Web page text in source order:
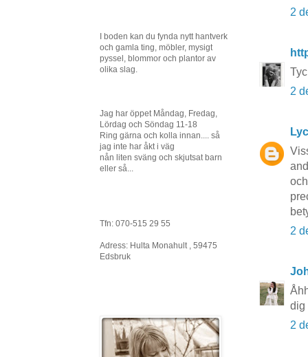
2
2
2
dig
2
I boden kan du fynda nytt hantverk
och gamla ting, möbler, mysigt
pyssel, blommor och plantor av
olika slag.
Jag har öppet Måndag, Fredag,
Lördag och Söndag 11-18
Ring gärna och kolla innan.... så
jag inte har åkt i väg
nån liten sväng och skjutsat barn
eller så...
Tfn: 070-515 29 55
Adress: Hulta Monahult , 59475
Edsbruk